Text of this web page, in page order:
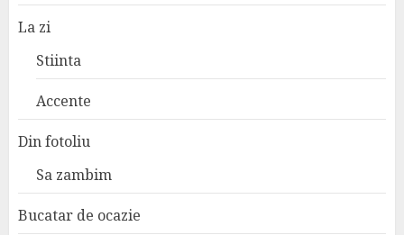
La zi
Stiinta
Accente
Din fotoliu
Sa zambim
Bucatar de ocazie